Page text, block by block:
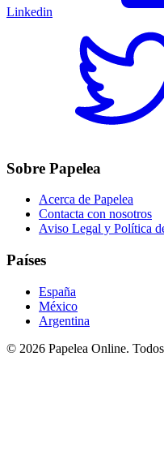
Linkedin
Sobre Papelea
Acerca de Papelea
Contacta con nosotros
Aviso Legal y Política
Países
España
México
Argentina
© 2026 Papelea Online.